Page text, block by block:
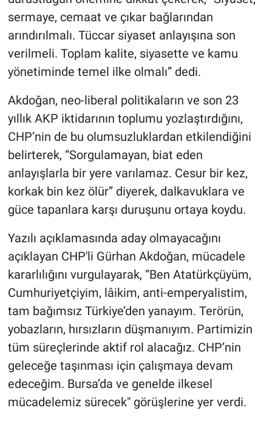
sermaye, cemaat ve çıkar bağlarından
arındırılmalı. Tüccar siyaset anlayışına son
verilmeli. Toplam kalite, siyasette ve kamu
yönetiminde temel ilke olmalı” dedi.
Akdoğan, neo-liberal politikaların ve son 23
yıllık AKP iktidarının toplumu yozlaştırdığını,
CHP’nin de bu olumsuzluklardan etkilendiğini
belirterek, “Sorgulamayan, biat eden
anlayışlarla bir yere varılamaz. Cesur bir kez,
korkak bin kez ölür” diyerek, dalkavuklara ve
güce tapanlara karşı duruşunu ortaya koydu.
Yazılı açıklamasında aday olmayacağını
açıklayan CHP'li Gürhan Akdoğan, mücadele
kararlılığını vurgulayarak, “Ben Atatürkçüyüm,
Cumhuriyetçiyim, lâikim, anti-emperyalistim,
tam bağımsız Türkiye’den yanayım. Terörün,
yobazların, hırsızların düşmanıyım. Partimizin
tüm süreçlerinde aktif rol alacağız. CHP’nin
geleceğe taşınması için çalışmaya devam
edeceğim. Bursa’da ve genelde ilkesel
mücadelemiz sürecek" görüşlerine yer verdi.